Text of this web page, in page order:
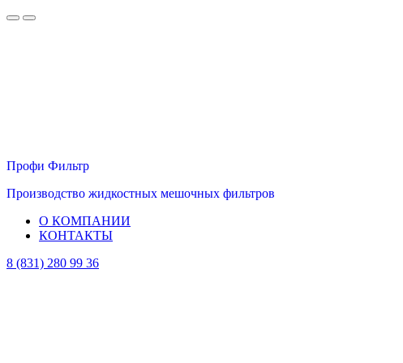
Профи Фильтр
Производство жидкостных мешочных фильтров
О КОМПАНИИ
КОНТАКТЫ
8 (831) 280 99 36